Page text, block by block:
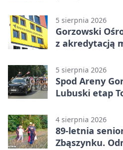
5 sierpnia 2026
Gorzowski
z akredytacją
5 sierpnia 2026
Spod Areny
Lubuski etap
4 sierpnia 2026
89-letnia
Zbąszynku.